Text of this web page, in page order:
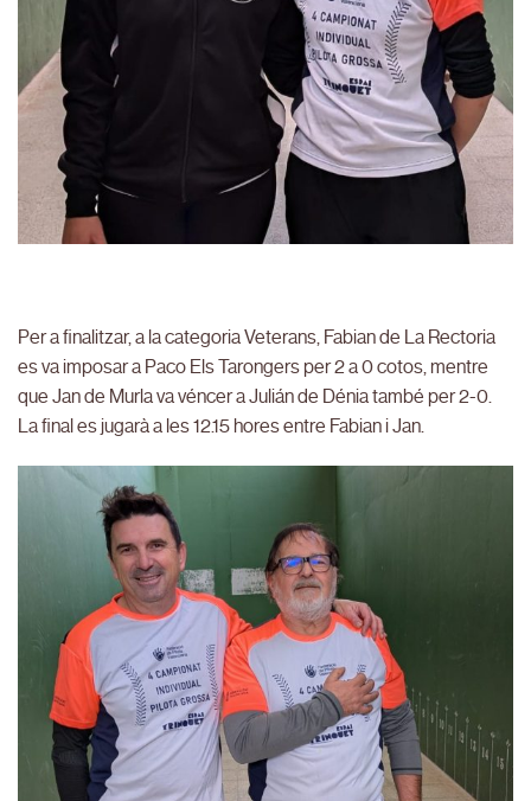
Per a finalitzar, a la categoria Veterans, Fabian de La Rectoria
es va imposar a Paco Els Tarongers per 2 a 0 cotos, mentre
que Jan de Murla va véncer a Julián de Dénia també per 2-0.
La final es jugarà a les 12.15 hores entre Fabian i Jan.